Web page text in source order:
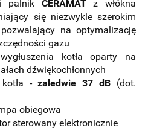
palnik CERAMATz włókna
się niezwykle szerokim
na optymalizację
gazu
kotła oparty na
dźwiękochłonnych
kotła -zaledwie 37 dB (dot.
obiegowa
sterowany elektronicznie